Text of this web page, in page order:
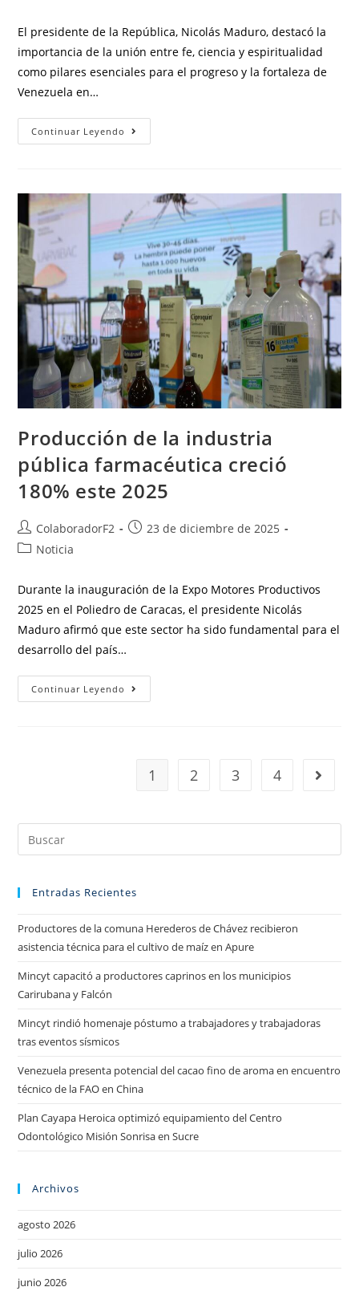
El presidente de la República, Nicolás Maduro, destacó la
importancia de la unión entre fe, ciencia y espiritualidad
como pilares esenciales para el progreso y la fortaleza de
Venezuela en…
Continuar Leyendo
Producción de la industria
pública farmacéutica creció
180% este 2025
ColaboradorF2
23 de diciembre de 2025
Noticia
Durante la inauguración de la Expo Motores Productivos
2025 en el Poliedro de Caracas, el presidente Nicolás
Maduro afirmó que este sector ha sido fundamental para el
desarrollo del país…
Continuar Leyendo
1 2 3 4
Entradas Recientes
Productores de la comuna Herederos de Chávez recibieron
asistencia técnica para el cultivo de maíz en Apure
Mincyt capacitó a productores caprinos en los municipios
Carirubana y Falcón
Mincyt rindió homenaje póstumo a trabajadores y trabajadoras
tras eventos sísmicos
Venezuela presenta potencial del cacao fino de aroma en encuentro
técnico de la FAO en China
Plan Cayapa Heroica optimizó equipamiento del Centro
Odontológico Misión Sonrisa en Sucre
Archivos
agosto 2026
julio 2026
junio 2026